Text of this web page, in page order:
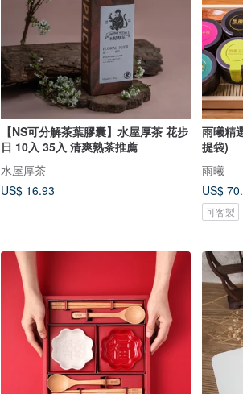
【NS可分解茶葉膠囊】水屋厚茶 花步
日 10入 35入 清爽熟茶推薦
水屋厚茶
US$ 16.93
雨曦精
提袋)
雨曦
US$
可客製